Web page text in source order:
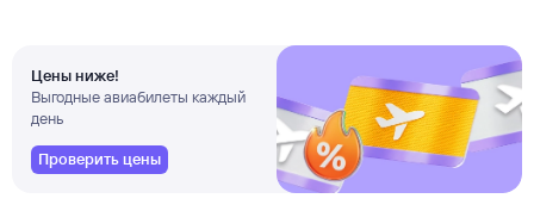
Цены ниже!
Выгодные авиабилеты каждый
день
Проверить цены